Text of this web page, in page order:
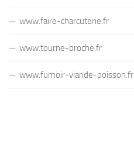
www.faire-charcuterie.fr
www.tourne-broche.fr
www.fumoir-viande-poisson.fr